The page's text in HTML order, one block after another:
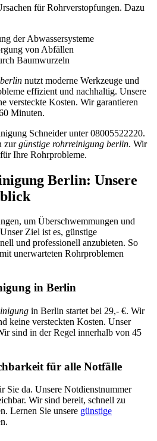
für Rohrverstopfungen. Dazu
der Abwassersysteme
von Abfällen
Baumwurzeln
nutzt moderne Werkzeuge und
effizient und nachhaltig. Unsere
versteckte Kosten. Wir garantieren
Minuten.
Schneider unter 08005522220.
zurgünstige rohrreinigung berlin. Wir
Ihre Rohrprobleme.
Berlin: Unsere
um Überschwemmungen und
Ziel ist es, günstige
und professionell anzubieten. So
unerwarteten Rohrproblemen
in Berlin
in Berlin startet bei 29,- €. Wir
keine versteckten Kosten. Unser
sind in der Regel innerhalb von 45
für alle Notfälle
Sie da. Unsere Notdienstnummer
Wir sind bereit, schnell zu
Lernen Sie unsere günstige